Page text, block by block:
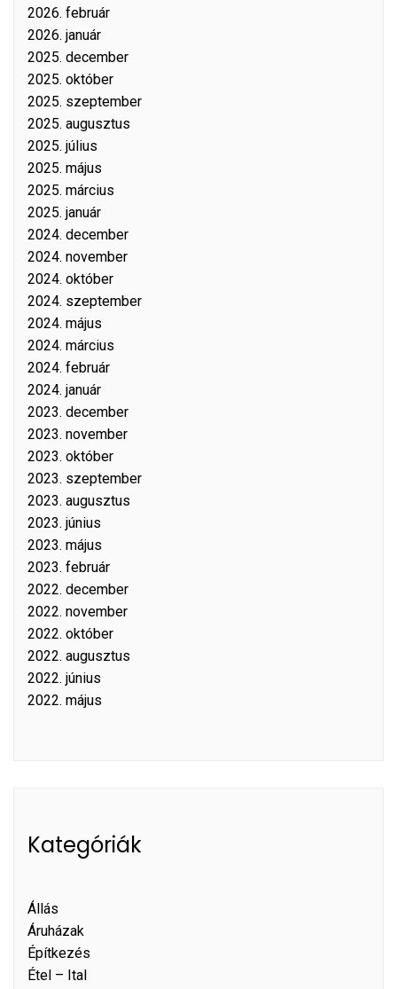
2026. február
2026. január
2025. december
2025. október
2025. szeptember
2025. augusztus
2025. július
2025. május
2025. március
2025. január
2024. december
2024. november
2024. október
2024. szeptember
2024. május
2024. március
2024. február
2024. január
2023. december
2023. november
2023. október
2023. szeptember
2023. augusztus
2023. június
2023. május
2023. február
2022. december
2022. november
2022. október
2022. augusztus
2022. június
2022. május
Kategóriák
Állás
Áruházak
Építkezés
Étel – Ital